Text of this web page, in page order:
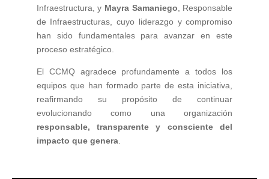
Infraestructura, y Mayra Samaniego , Responsable
de Infraestructuras, cuyo liderazgo y compromiso
han sido fundamentales para avanzar en este
proceso estratégico.
El CCMQ agradece profundamente a todos los
equipos que han formado parte de esta iniciativa,
reafirmando su propósito de continuar
evolucionando como una organización
responsable, transparente y consciente del
impacto que genera.